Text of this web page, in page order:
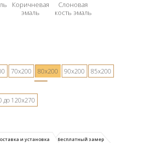
Коричневая
эмаль
Слоновая
кость эмаль
70х200 80х200 90х200
85х200
до 120х270
и установка Бесплатный замер